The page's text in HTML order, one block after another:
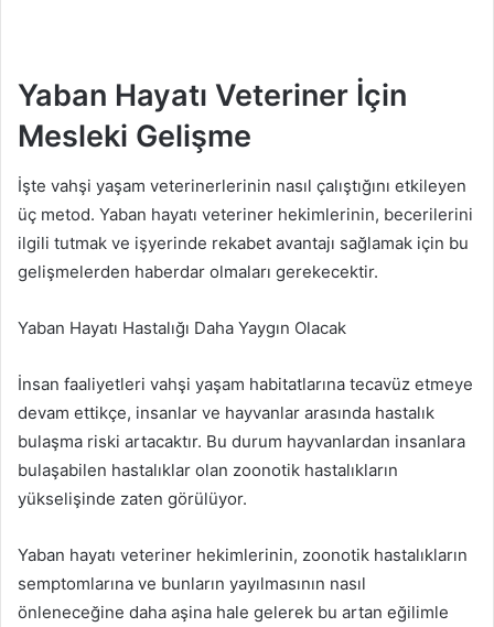
Yaban Hayatı Veteriner İçin
Mesleki Gelişme
İşte vahşi yaşam veterinerlerinin nasıl çalıştığını etkileyen
üç metod. Yaban hayatı veteriner hekimlerinin, becerilerini
ilgili tutmak ve işyerinde rekabet avantajı sağlamak için bu
gelişmelerden haberdar olmaları gerekecektir.
Yaban Hayatı Hastalığı Daha Yaygın Olacak
İnsan faaliyetleri vahşi yaşam habitatlarına tecavüz etmeye
devam ettikçe, insanlar ve hayvanlar arasında hastalık
bulaşma riski artacaktır. Bu durum hayvanlardan insanlara
bulaşabilen hastalıklar olan zoonotik hastalıkların
yükselişinde zaten görülüyor.
Yaban hayatı veteriner hekimlerinin, zoonotik hastalıkların
semptomlarına ve bunların yayılmasının nasıl
önleneceğine daha aşina hale gelerek bu artan eğilimle